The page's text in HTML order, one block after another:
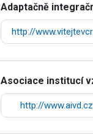
Adaptačně
http://
Asociace institucí
http://www.aivd.cz